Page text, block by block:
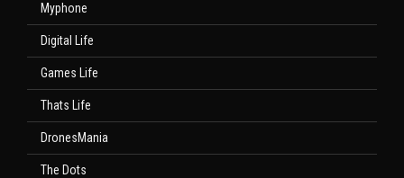
Myphone
Digital Life
Games Life
Thats Life
DronesMania
The Dots